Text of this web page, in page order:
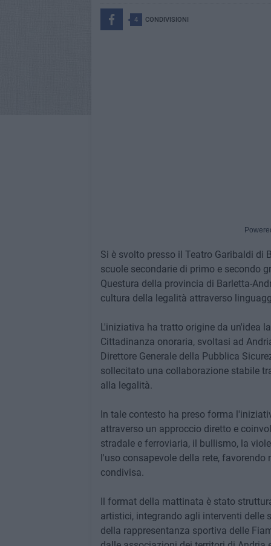
4 CONDIVISIONI
Si è svolto presso il Teatro Garibaldi di
scuole secondarie di primo e secondo
Questura della provincia di Barletta-
cultura della legalità attraverso
L'iniziativa ha tratto origine da un'idea
Cittadinanza onoraria, svoltasi ad
Direttore Generale della Pubblica
sollecitato una collaborazione stabile
alla legalità.
In tale contesto ha preso forma
attraverso un approccio diretto e
stradale e ferroviaria, il bullismo, la
l'uso consapevole della rete,
condivisa.
Il format della mattinata è stato
artistici, integrando agli interventi delle
della rappresentanza sportiva delle